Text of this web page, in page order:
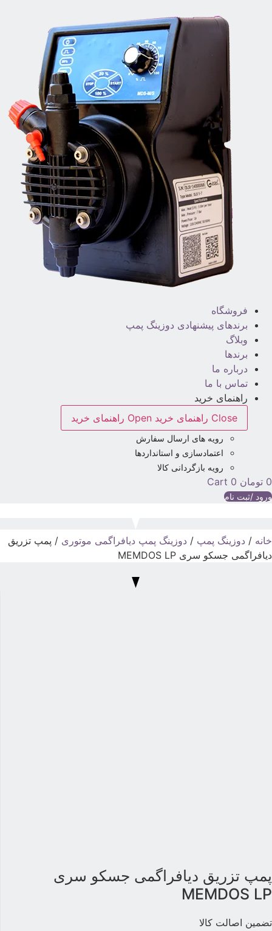
فروشگاه
برندهای پیشنهادی دوزینگ پمپ
وبلاگ
برندها
درباره ما
تماس با ما
راهنمای خرید
Close راهنمای خرید
Open راهنمای خرید
رویه های ارسال سفارش
اعتمادسازی و استانداردها
رویه بازگردانی کالا
0 تومان 0
Cart
ورود /ثبت نام
خانه / دوزینگ پمپ / دوزینگ پمپ دیافراگمی موتوری / پمپ تزریق
دیافراگمی جسکو سری MEMDOS LP
پمپ تزریق دیافراگمی جسکو سری
MEMDOS LP
تضمین اصالت کالا